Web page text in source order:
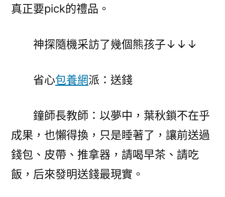
真正要pick的禮品。
神探隨機采訪了幾個熊孩子↓↓↓
省心包養網派：送錢
鐘師長教師：以夢中，葉秋鎖不在乎
成果，也懶得換，只是睡著了，讓前送過
錢包、皮帶、推拿器，請喝早茶、請吃
飯，后來發明送錢最現實。